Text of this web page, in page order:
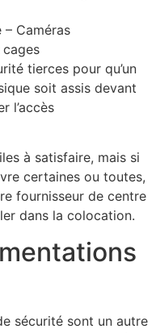
– Caméras
cages
tierces pour qu’un
soit assis devant
l’accès
à satisfaire, mais si
certaines ou toutes,
fournisseur de centre
dans la colocation.
sécurité sont un autre